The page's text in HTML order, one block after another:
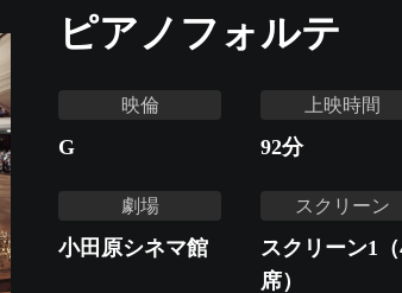
ピアノフォルテ
映倫
G
上映時間
92分
劇場
小田原シネマ館
スクリーン
スクリーン1（
席）